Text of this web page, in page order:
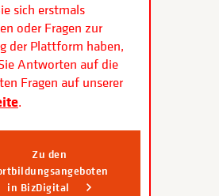
sich erstmals
oder Fragen zur
der Plattform haben,
Antworten auf die
Fragen auf unserer
.
Zu den
in BizDigital